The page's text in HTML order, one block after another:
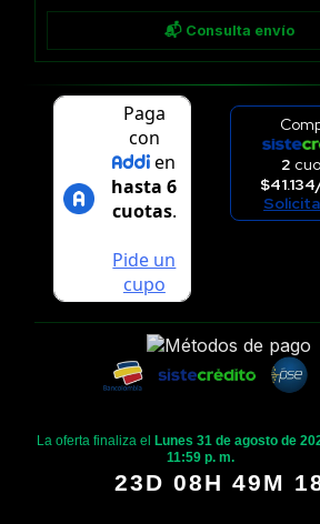
📬 Consulta envío
2
La oferta finaliza el
Lunes 31 de agosto de
11:59 p. m.
23D 08H 49M